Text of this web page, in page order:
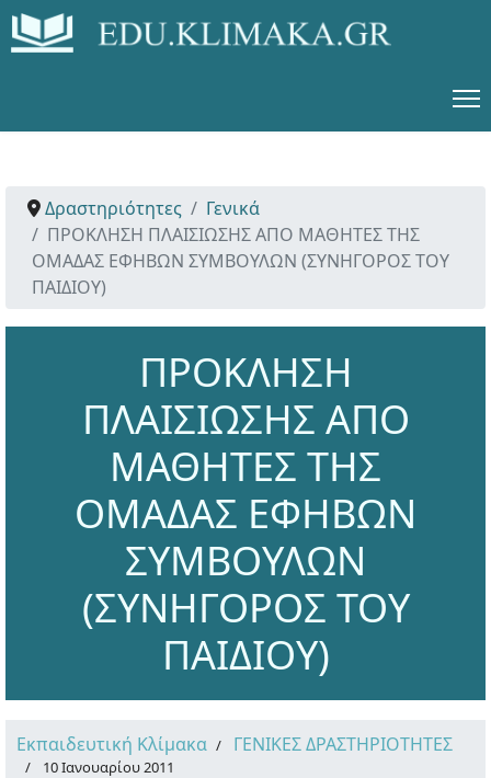
Δραστηριότητες
Γενικά
ΠΡΟΚΛΗΣΗ ΠΛAΙΣΙΩΣΗΣ ΑΠΟ ΜΑΘΗΤΕΣ ΤΗΣ
ΟΜΑΔΑΣ ΕΦΗΒΩΝ ΣΥΜΒΟΥΛΩΝ (ΣΥΝΗΓΟΡΟΣ ΤΟΥ
ΠΑΙΔΙΟΥ)
ΠΡΟΚΛΗΣΗ
ΠΛAΙΣΙΩΣΗΣ ΑΠΟ
ΜΑΘΗΤΕΣ ΤΗΣ
ΟΜΑΔΑΣ ΕΦΗΒΩΝ
ΣΥΜΒΟΥΛΩΝ
(ΣΥΝΗΓΟΡΟΣ ΤΟΥ
ΠΑΙΔΙΟΥ)
Εκπαιδευτική Κλίμακα ΓΕΝΙΚΕΣ ΔΡΑΣΤΗΡΙΟΤΗΤΕΣ
10 Ιανουαρίου 2011